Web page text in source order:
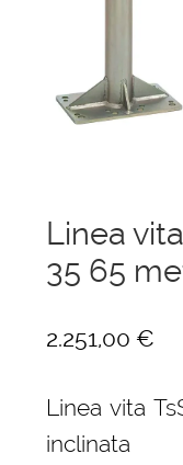
Ponteggi
Parapetti
Valigie
Cerniere freni
Articoli per la
Linea
35 65
2.251,00 €
Linea vita
inclinata